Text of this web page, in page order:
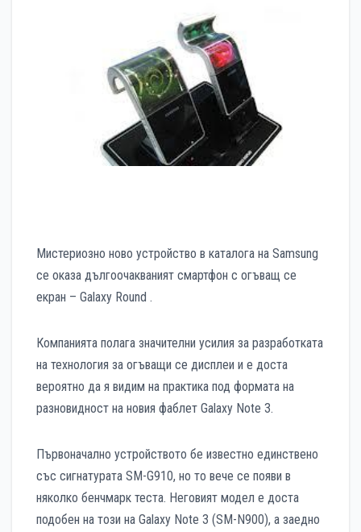
Мистериозно ново устройство в каталога на Samsung
се оказа дългоочакваният смартфон с огъващ се
екран – Galaxy Round .
Компанията полага значителни усилия за разработката
на технология за огъващи се дисплеи и е доста
вероятно да я видим на практика под формата на
разновидност на новия фаблет Galaxy Note 3.
Първоначално устройството бе известно единствено
със сигнатурата SM-G910, но то вече се появи в
няколко бенчмарк теста. Неговият модел е доста
подобен на този на Galaxy Note 3 (SM-N900), а заедно